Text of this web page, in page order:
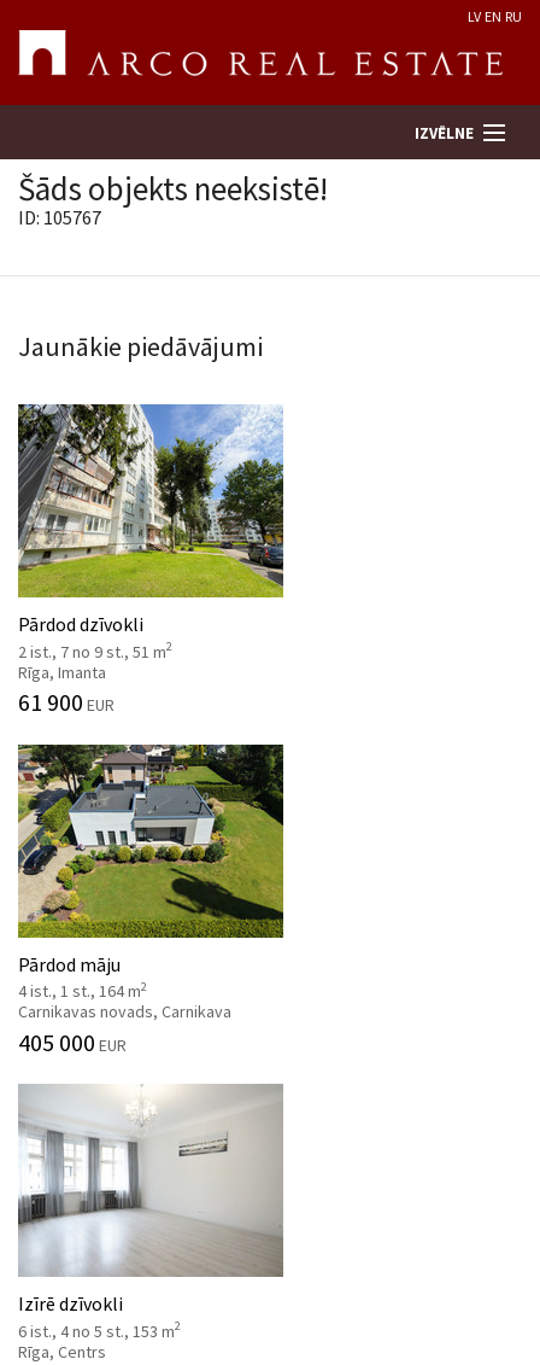
LV EN RU
IZVĒLNE
Uzņēmums
Pakalpojumi
Kontakti
Šāds objekts neeksistē!
ID: 105767
Jaunākie piedāvājumi
Pārdod dzīvokli
2 ist., 7 no 9 st., 51 m2
Rīga, Imanta
61 900 EUR
Pārdod māju
4 ist., 1 st., 164 m2
Carnikavas novads, Carnikava
405 000 EUR
Izīrē dzīvokli
6 ist., 4 no 5 st., 153 m2
Rīga, Centrs